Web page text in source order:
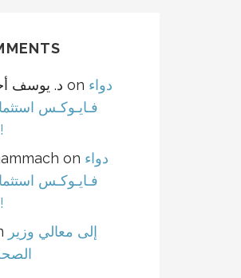
د. يوسف on دواء
فـايـوكـس
الضحايا مجهولين!
on دواء
فـايـوكـس
الضحايا مجهولين!
إلى معالي وزير